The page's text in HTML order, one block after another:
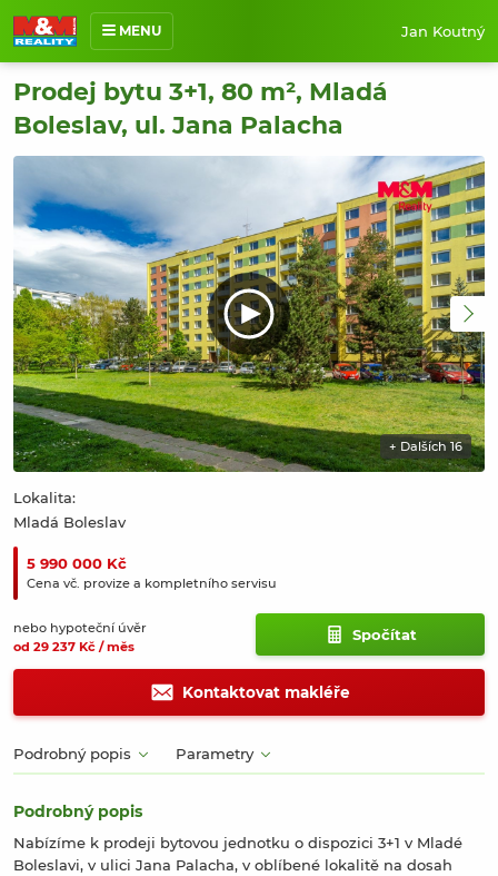
MENU
O mně
Nabídka nemovitostí
Prodané nemovitosti
Reference
Jak pracuji
Kontakt
Jan Koutný
Prodej bytu 3+1, 80 m², Mladá
Boleslav, ul. Jana Palacha
5 990 000 Kč
Cena vč. provize a kompletního servisu
nebo hypoteční úvěr
od 29 237 Kč / měs
Spočítat
+ Dalších 16
Lokalita:
Mladá Boleslav
Kontaktovat makléře
Podrobný popis Parametry
Podrobný popis
Nabízíme k prodeji bytovou jednotku o dispozici 3+1 v Mladé
Boleslavi, v ulici Jana Palacha, v oblíbené lokalitě na dosah